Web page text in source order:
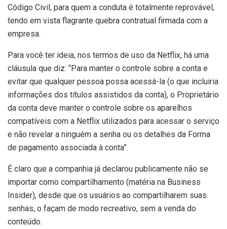
Código Civil, para quem a conduta é totalmente reprovável,
tendo em vista flagrante quebra contratual firmada com a
empresa.
Para você ter ideia, nos termos de uso da Netflix, há uma
cláusula que diz: “Para manter o controle sobre a conta e
evitar que qualquer pessoa possa acessá-la (o que incluiria
informações dos títulos assistidos da conta), o Proprietário
da conta deve manter o controle sobre os aparelhos
compatíveis com a Netflix utilizados para acessar o serviço
e não revelar a ninguém a senha ou os detalhes da Forma
de pagamento associada à conta”.
É claro que a companhia já declarou publicamente não se
importar como compartilhamento (matéria na Business
Insider), desde que os usuários ao compartilharem suas
senhas, o façam de modo recreativo, sem a venda do
conteúdo.